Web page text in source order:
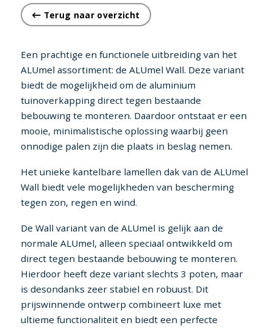
Terug naar overzicht
Een prachtige en functionele uitbreiding van het
ALUmel assortiment: de ALUmel Wall. Deze variant
biedt de mogelijkheid om de aluminium
tuinoverkapping direct tegen bestaande
bebouwing te monteren. Daardoor ontstaat er een
mooie, minimalistische oplossing waarbij geen
onnodige palen zijn die plaats in beslag nemen.
Het unieke kantelbare lamellen dak van de ALUmel
Wall biedt vele mogelijkheden van bescherming
tegen zon, regen en wind.
De Wall variant van de ALUmel is gelijk aan de
normale ALUmel, alleen speciaal ontwikkeld om
direct tegen bestaande bebouwing te monteren.
Hierdoor heeft deze variant slechts 3 poten, maar
is desondanks zeer stabiel en robuust. Dit
prijswinnende ontwerp combineert luxe met
ultieme functionaliteit en biedt een perfecte